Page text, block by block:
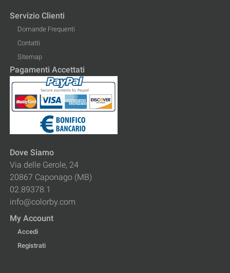
Servizio Clienti
Domande Frequenti
Contatti
Sitemap
Pagamenti Accettati
Dove Siamo
Via delle Gerole, 24
20867 Caponago (MB)
02.89378.1
info@colorby.com
My Account
Accedi
Registrati